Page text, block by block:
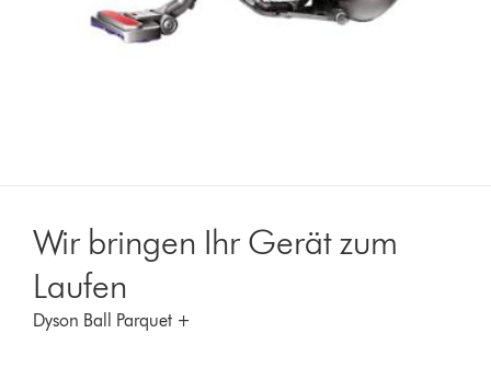
Wir bringen Ihr Gerät zum
Laufen
Dyson Ball Parquet +